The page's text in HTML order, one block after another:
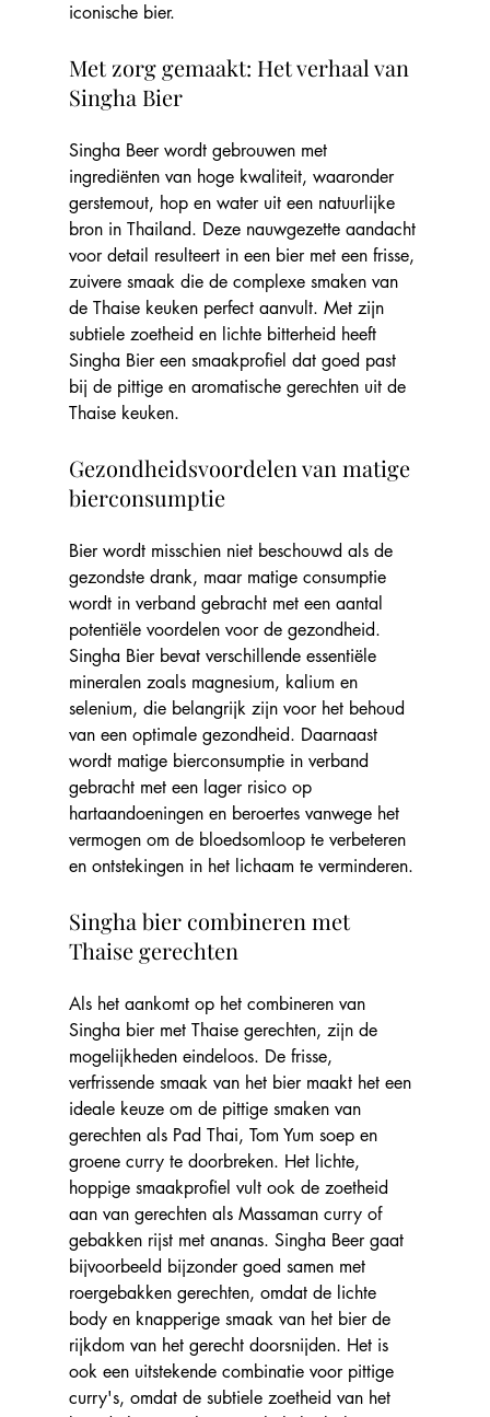
iconische bier.
Met zorg gemaakt: Het verhaal van
Singha Bier
Singha Beer wordt gebrouwen met
ingrediënten van hoge kwaliteit, waaronder
gerstemout, hop en water uit een natuurlijke
bron in Thailand. Deze nauwgezette aandacht
voor detail resulteert in een bier met een frisse,
zuivere smaak die de complexe smaken van
de Thaise keuken perfect aanvult. Met zijn
subtiele zoetheid en lichte bitterheid heeft
Singha Bier een smaakprofiel dat goed past
bij de pittige en aromatische gerechten uit de
Thaise keuken.
Gezondheidsvoordelen van matige
bierconsumptie
Bier wordt misschien niet beschouwd als de
gezondste drank, maar matige consumptie
wordt in verband gebracht met een aantal
potentiële voordelen voor de gezondheid.
Singha Bier bevat verschillende essentiële
mineralen zoals magnesium, kalium en
selenium, die belangrijk zijn voor het behoud
van een optimale gezondheid. Daarnaast
wordt matige bierconsumptie in verband
gebracht met een lager risico op
hartaandoeningen en beroertes vanwege het
vermogen om de bloedsomloop te verbeteren
en ontstekingen in het lichaam te verminderen.
Singha bier combineren met
Thaise gerechten
Als het aankomt op het combineren van
Singha bier met Thaise gerechten, zijn de
mogelijkheden eindeloos. De frisse,
verfrissende smaak van het bier maakt het een
ideale keuze om de pittige smaken van
gerechten als Pad Thai, Tom Yum soep en
groene curry te doorbreken. Het lichte,
hoppige smaakprofiel vult ook de zoetheid
aan van gerechten als Massaman curry of
gebakken rijst met ananas. Singha Beer gaat
bijvoorbeeld bijzonder goed samen met
roergebakken gerechten, omdat de lichte
body en knapperige smaak van het bier de
rijkdom van het gerecht doorsnijden. Het is
ook een uitstekende combinatie voor pittige
curry's, omdat de subtiele zoetheid van het